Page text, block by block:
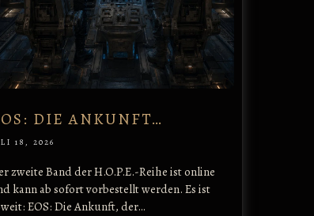
DIE ANKUNFT…
18, 2026
zweite Band der H.O.P.E.-Reihe ist online
kann ab sofort vorbestellt werden. Es ist
EOS: Die Ankunft, der…